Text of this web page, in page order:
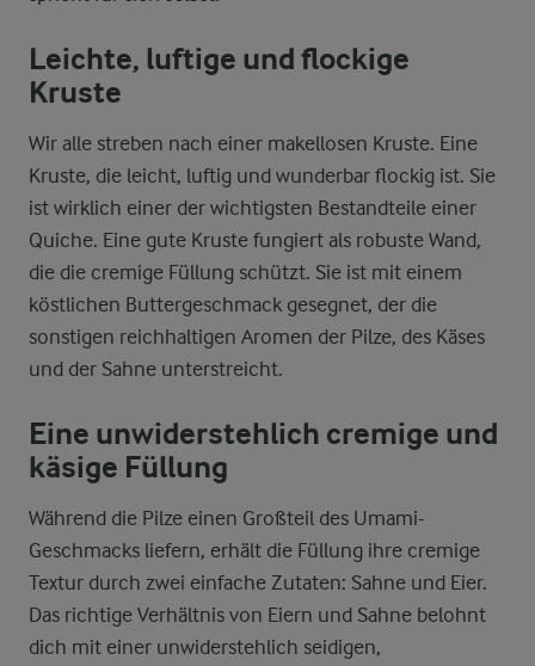
Leichte, luftige und flockige
Kruste
Wir alle streben nach einer makellosen Kruste. Eine
Kruste, die leicht, luftig und wunderbar flockig ist. Sie
ist wirklich einer der wichtigsten Bestandteile einer
Quiche. Eine gute Kruste fungiert als robuste Wand,
die die cremige Füllung schützt. Sie ist mit einem
köstlichen Buttergeschmack gesegnet, der die
sonstigen reichhaltigen Aromen der Pilze, des Käses
und der Sahne unterstreicht.
Eine unwiderstehlich cremige und
käsige Füllung
Während die Pilze einen Großteil des Umami-
Geschmacks liefern, erhält die Füllung ihre cremige
Textur durch zwei einfache Zutaten: Sahne und Eier.
Das richtige Verhältnis von Eiern und Sahne belohnt
dich mit einer unwiderstehlich seidigen,